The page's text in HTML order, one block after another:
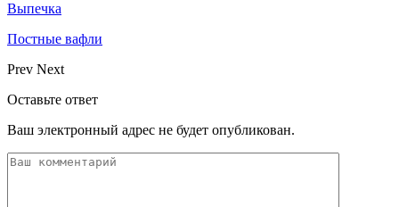
Выпечка
Постные вафли
Prev Next
Оставьте ответ
Ваш электронный адрес не будет опубликован.